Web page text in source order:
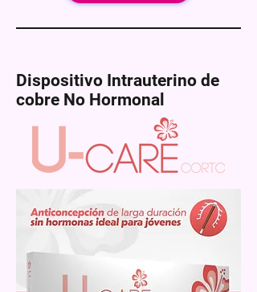
Dispositivo Intrauterino de
cobre No Hormonal